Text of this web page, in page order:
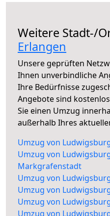
Weitere Stadt-/
Erlangen
Unsere geprüften
Ihnen unverbindliche
Ihre Bedürfnisse
Angebote sind
Sie einen Umzug
außerhalb Ihres
Umzug von
Umzug von
Markgrafenstadt
Umzug von
Umzug von
Umzug von
Umzug von